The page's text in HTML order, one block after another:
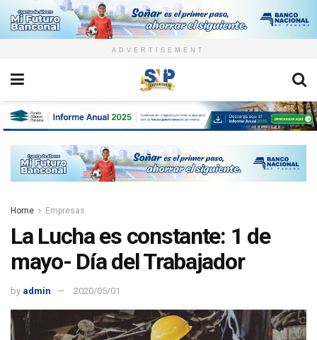
ADVERTISEMENT
Home Empresas
La Lucha es constante: 1 de
mayo- Día del Trabajador
by admin 2020/05/01